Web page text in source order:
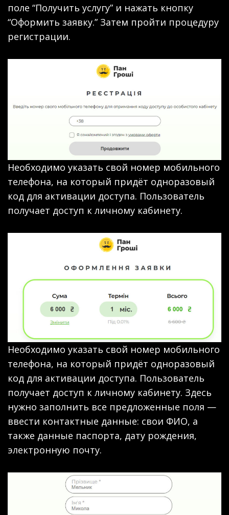
поле “Получить услугу” и нажать кнопку
“Оформить заявку.” Затем пройти процедуру
регистрации.
Необходимо указать свой номер мобильного
телефона, на который придёт одноразовый
код для активации доступа. Пользователь
получает доступ к личному кабинету.
Необходимо указать свой номер мобильного
телефона, на который придёт одноразовый
код для активации доступа. Пользователь
получает доступ к личному кабинету. Здесь
нужно заполнить все предложенные поля —
ввести контактные данные: свои ФИО, а
также данные паспорта, дату рождения,
электронную почту.